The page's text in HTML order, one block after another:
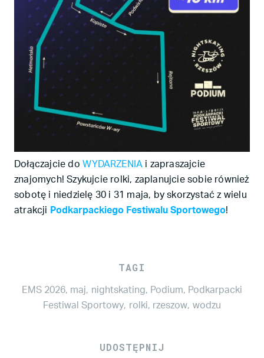
Dołączajcie do WYDARZENIA i zapraszajcie
znajomych! Szykujcie rolki, zaplanujcie sobie również
sobotę i niedzielę 30 i 31 maja, by skorzystać z wielu
atrakcji Podkarpackiego Festiwalu Sportowego!
TAGI
EMS 2026, maj, nightskating, Podium, Podkarpacki
Festiwal Sportowy, rolki, rzeszow, wodzu
UDOSTĘPNIJ